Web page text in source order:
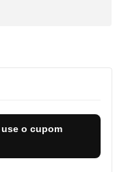
use o cupom